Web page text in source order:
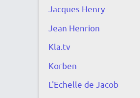
Jacques Henry
Jean Henrion
Kla.tv
Korben
L'Echelle de Jacob